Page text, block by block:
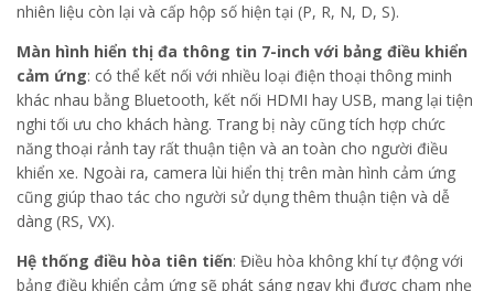
nhiên liệu còn lại và cấp hộp số hiện tại (P, R, N, D, S).
Màn hình hiển thị đa thông tin 7-inch với bảng điều khiển
cảm ứng: có thể kết nối với nhiều loại điện thoại thông minh
khác nhau bằng Bluetooth, kết nối HDMI hay USB, mang lại tiện
nghi tối ưu cho khách hàng. Trang bị này cũng tích hợp chức
năng thoại rảnh tay rất thuận tiện và an toàn cho người điều
khiển xe. Ngoài ra, camera lùi hiển thị trên màn hình cảm ứng
cũng giúp thao tác cho người sử dụng thêm thuận tiện và dễ
dàng (RS, VX).
Hệ thống điều hòa tiên tiến: Điều hòa không khí tự động với
bảng điều khiển cảm ứng sẽ phát sáng ngay khi được chạm nhẹ